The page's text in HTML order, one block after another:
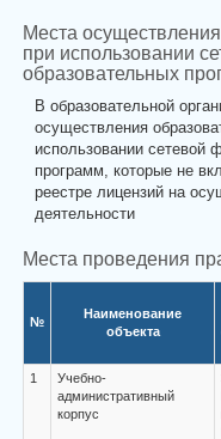
Места
при использовании
образовательных
В образовательной
осуществления
использовании сетевой
программ, которые не
реестре лицензий на
деятельности
Места проведения
№
Наименование
объекта
1
Учебно-
административный
корпус